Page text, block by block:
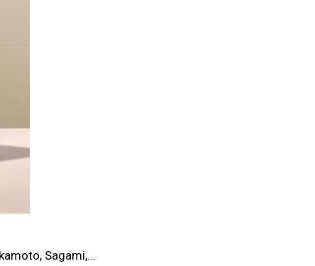
Sagami,...